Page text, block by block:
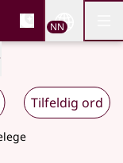
og
NN
Tilfeldig ord